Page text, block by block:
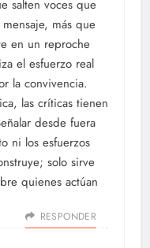
salten voces que
más que
en un reproche
el esfuerzo real
la convivencia.
las críticas tienen
desde fuera
ni los esfuerzos
solo sirve
quienes actúan
RESPONDER